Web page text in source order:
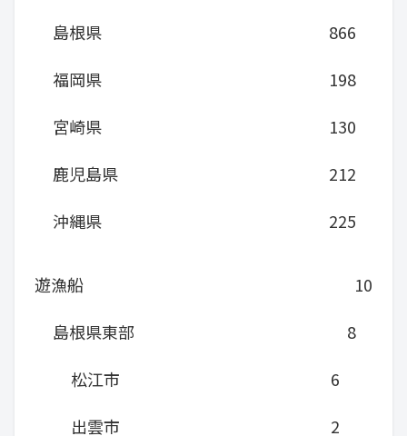
島根県
866
福岡県
198
宮崎県
130
鹿児島県
212
沖縄県
225
遊漁船
10
島根県東部
8
松江市
6
出雲市
2